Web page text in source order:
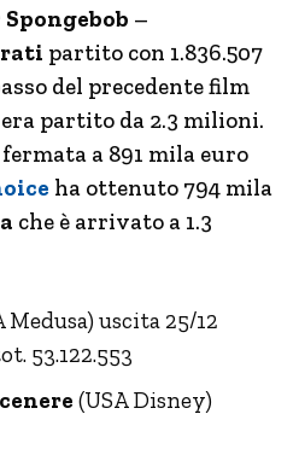
Spongebob –
partito con 1.836.507
del precedente film
partito da 2.3 milioni.
fermata a 891 mila euro
ha ottenuto 794 mila
che è arrivato a 1.3
Medusa) uscita 25/12
53.122.553
(USA Disney)